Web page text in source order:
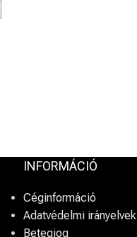
INFORMÁCIÓ
Céginformáció
Adatvédelmi irányelvek
Betegjog